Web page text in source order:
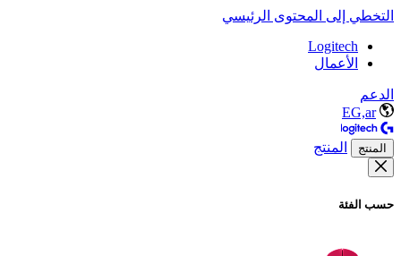
التخطي إلى المحتوى الرئيسي
Logitech
الأعمال
الدعم
EG,ar
المنتج المنتج
حسب الفئة